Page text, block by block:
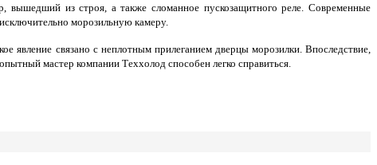
вышедший из строя, а также сломанное пускозащитного реле. Современные
морозильную камеру.
явление связано с неплотным прилеганием дверцы морозилки. Впоследствие,
мастер компании Теххолод способен легко справиться.